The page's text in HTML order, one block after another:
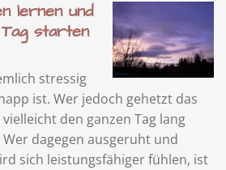
lernen und
starten
stressig
ist. Wer jedoch gehetzt das
den ganzen Tag lang
dagegen ausgeruht und
sich leistungsfähiger fühlen, ist